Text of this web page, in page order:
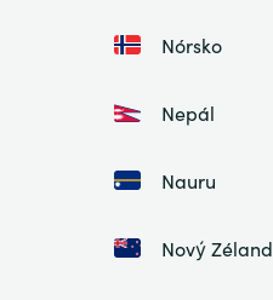
Nórsko
Nepál
Nauru
Nový Zéland